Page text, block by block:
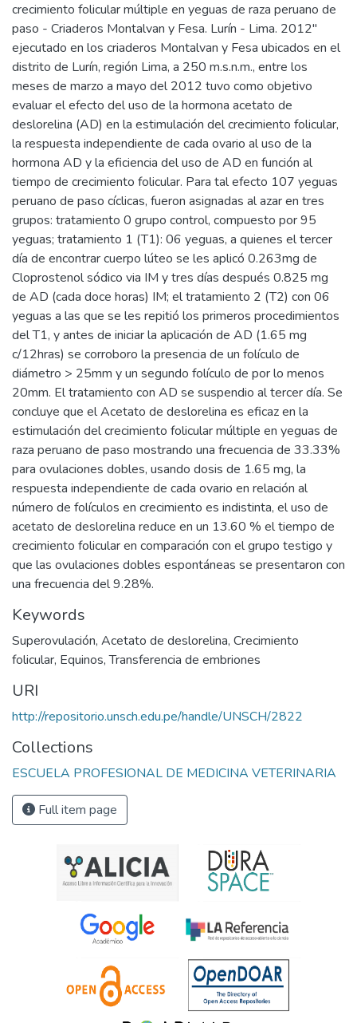
crecimiento folicular múltiple en yeguas de raza peruano de
paso - Criaderos Montalvan y Fesa. Lurín - Lima. 2012"
ejecutado en los criaderos Montalvan y Fesa ubicados en el
distrito de Lurín, región Lima, a 250 m.s.n.m., entre los
meses de marzo a mayo del 2012 tuvo como objetivo
evaluar el efecto del uso de la hormona acetato de
deslorelina (AD) en la estimulación del crecimiento folicular,
la respuesta independiente de cada ovario al uso de la
hormona AD y la eficiencia del uso de AD en función al
tiempo de crecimiento folicular. Para tal efecto 107 yeguas
peruano de paso cíclicas, fueron asignadas al azar en tres
grupos: tratamiento 0 grupo control, compuesto por 95
yeguas; tratamiento 1 (T1): 06 yeguas, a quienes el tercer
día de encontrar cuerpo lúteo se les aplicó 0.263mg de
Cloprostenol sódico via IM y tres días después 0.825 mg
de AD (cada doce horas) IM; el tratamiento 2 (T2) con 06
yeguas a las que se les repitió los primeros procedimientos
del T1, y antes de iniciar la aplicación de AD (1.65 mg
c/12hras) se corroboro la presencia de un folículo de
diámetro > 25mm y un segundo folículo de por lo menos
20mm. El tratamiento con AD se suspendio al tercer día. Se
concluye que el Acetato de deslorelina es eficaz en la
estimulación del crecimiento folicular múltiple en yeguas de
raza peruano de paso mostrando una frecuencia de 33.33%
para ovulaciones dobles, usando dosis de 1.65 mg, la
respuesta independiente de cada ovario en relación al
número de folículos en crecimiento es indistinta, el uso de
acetato de deslorelina reduce en un 13.60 % el tiempo de
crecimiento folicular en comparación con el grupo testigo y
que las ovulaciones dobles espontáneas se presentaron con
una frecuencia del 9.28%.
Keywords
Superovulación, Acetato de deslorelina, Crecimiento
folicular, Equinos,Transferencia de embriones
URI
http://repositorio.unsch.edu.pe/handle/UNSCH/2822
Collections
ESCUELA PROFESIONAL DE MEDICINA VETERINARIA
Full item page